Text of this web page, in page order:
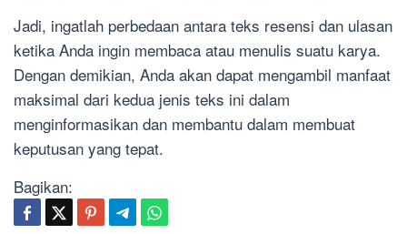
Jadi, ingatlah perbedaan antara teks resensi dan ulasan
ketika Anda ingin membaca atau menulis suatu karya.
Dengan demikian, Anda akan dapat mengambil manfaat
maksimal dari kedua jenis teks ini dalam
menginformasikan dan membantu dalam membuat
keputusan yang tepat.
Bagikan: